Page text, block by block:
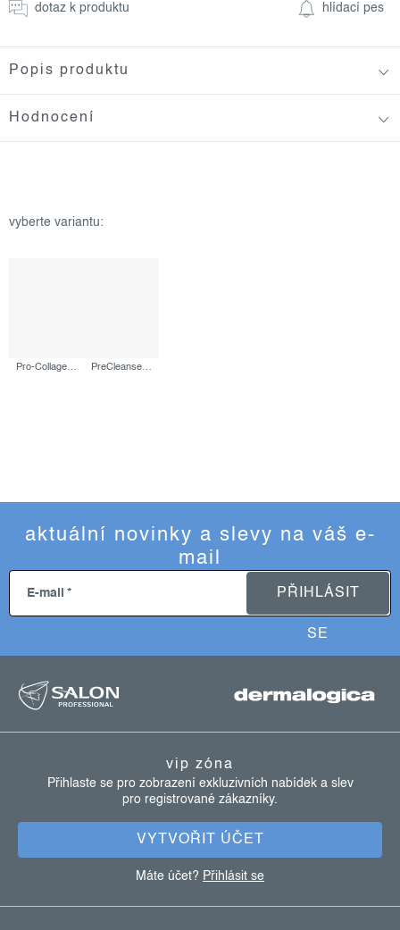
dotaz k produktu hlídací pes
Popis produktu
Hodnocení
Pro-Collagen Banking Water Cream, 50 ml PreCleanse, 150 ml
aktuální novinky a slevy na váš e-
mail
E-mail PŘIHLÁSIT
SE
vip zóna
Přihlaste se pro zobrazení exkluzivních nabídek a slev
pro registrované zákazníky.
VYTVOŘIT ÚČET
Máte účet? Přihlásit se